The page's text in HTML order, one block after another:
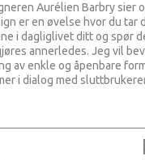
Aurélien Barbry sier
er en øvelse hvor du tar
i dagliglivet ditt og spør
annerledes. Jeg vil
av enkle og åpenbare
i dialog med